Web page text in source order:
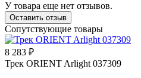
У товара еще нет отзывов.
Оставить отзыв
Сопутствующие товары
8 283 ₽
Трек ORIENT Arlight 037309